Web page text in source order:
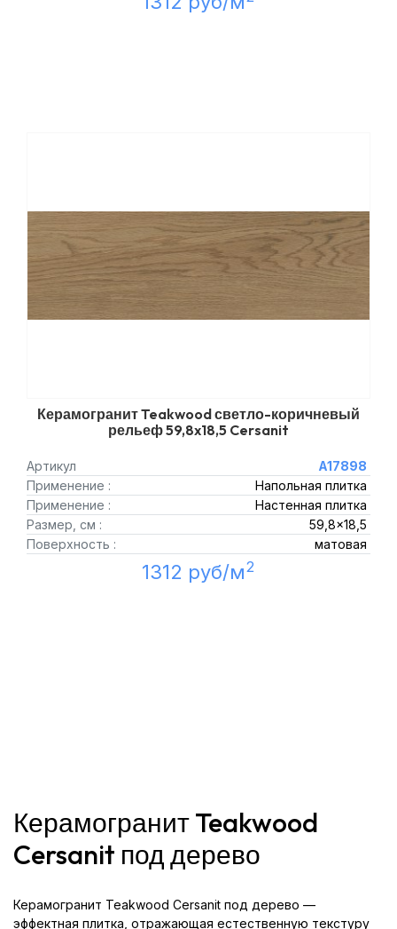
Керамогранит Teakwood светло-коричневый
рельеф 59,8x18,5 Cersanit
Артикул
A17898
Применение :
Напольная плитка
Применение :
Настенная плитка
Размер, см :
59,8x18,5
Поверхность :
матовая
1312 руб/м2
Керамогранит Teakwood
Cersanit под дерево
Керамогранит Teakwood Cersanit под дерево —
эффектная плитка, отражающая естественную текстуру